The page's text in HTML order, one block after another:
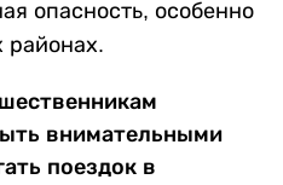
опасность, особенно
районах.
внимательными
поездок в